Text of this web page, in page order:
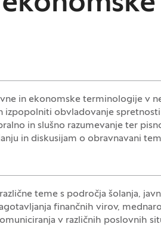
in ekonomske terminologije v
izpopolniti obvladovanje spretnosti
in slušno razumevanje ter
in diskusijam o obravnavani
teme s področja šolanja,
finančnih virov,
v različnih poslovnih